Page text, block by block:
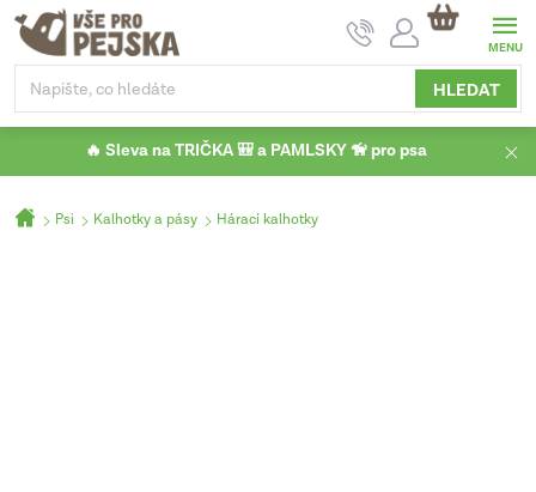
Přejít
obsah
HLEDAT
NÁKUPNÍ
KOŠÍK
🔥 Sleva na TRIČKA 🎒 a PAMLSKY 🦮 pro psa
Domů
Psi Kalhotky a pásy Hárací kalhotky